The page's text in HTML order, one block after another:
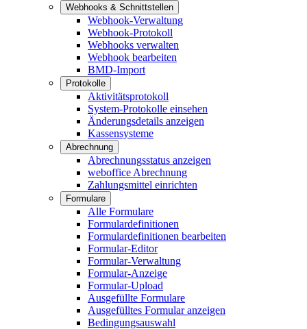
Webhooks & Schnittstellen
Webhook-Verwaltung
Webhook-Protokoll
Webhooks verwalten
Webhook bearbeiten
BMD-Import
Protokolle
Aktivitätsprotokoll
System-Protokolle einsehen
Änderungsdetails anzeigen
Kassensysteme
Abrechnung
Abrechnungsstatus anzeigen
weboffice Abrechnung
Zahlungsmittel einrichten
Formulare
Alle Formulare
Formulardefinitionen
Formulardefinitionen bearbeiten
Formular-Editor
Formular-Verwaltung
Formular-Anzeige
Formular-Upload
Ausgefüllte Formulare
Ausgefülltes Formular anzeigen
Bedingungsauswahl